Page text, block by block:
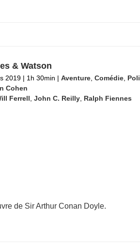
& Watson
2019 | 1h 30min | Aventure, Comédie,
Cohen
Ferrell John C. Reilly, Ralph Fiennes
de Sir Arthur Conan Doyle.